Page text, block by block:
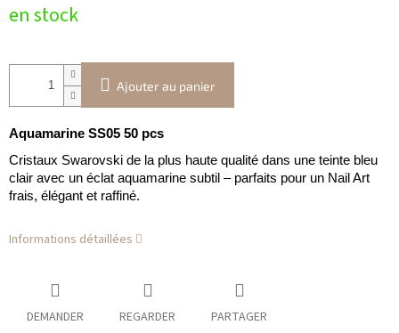
de
en stock
Ajouter au panier
Aquamarine SS05 50 pcs
Cristaux Swarovski de la plus haute qualité dans une teinte bleu
clair avec un éclat aquamarine subtil – parfaits pour un Nail Art
frais, élégant et raffiné.
Informations détaillées
DEMANDER REGARDER PARTAGER